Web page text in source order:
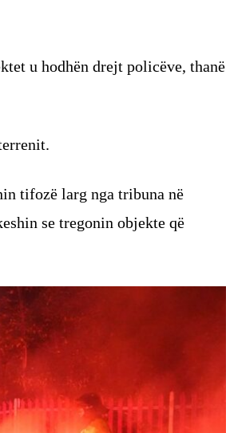
u hodhën drejt policëve, thanë
tifozë larg nga tribuna në
se tregonin objekte që